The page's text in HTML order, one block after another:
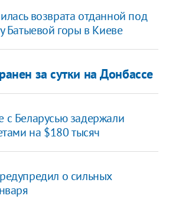
возврата отданной под
Батыевой горы в Киеве
за сутки на Донбассе
с Беларусью задержали
на $180 тысяч
о сильных